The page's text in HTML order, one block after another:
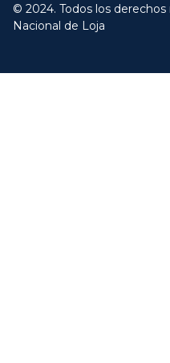
© 2024. Todos los
Nacional de Loja